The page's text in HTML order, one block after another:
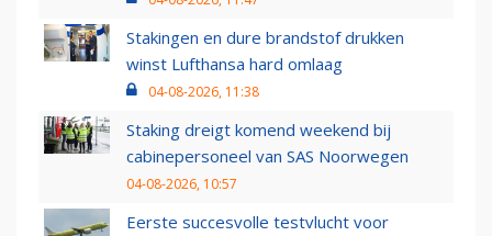
Stakingen en dure brandstof drukken
winst Lufthansa hard omlaag
04-08-2026, 11:38
Staking dreigt komend weekend bij
cabinepersoneel van SAS Noorwegen
04-08-2026, 10:57
Eerste succesvolle testvlucht voor